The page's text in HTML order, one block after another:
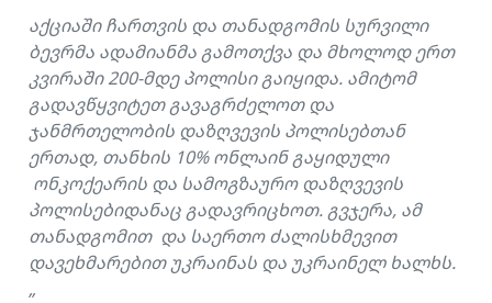
აქციაში ჩართვის და თანადგომის სურვილი
ბევრმა ადამიანმა გამოთქვა და მხოლოდ ერთ
კვირაში 200-მდე პოლისი გაიყიდა. ამიტომ
გადავწყვიტეთ გავაგრძელოთ და
ჯანმრთელობის დაზღვევის პოლისებთან
ერთად, თანხის 10% ონლაინ გაყიდული
ონკოქეარის და სამოგზაურო დაზღვევის
პოლისებიდანაც გადავრიცხოთ. გვჯერა, ამ
თანადგომით და საერთო ძალისხმევით
დავეხმარებით უკრაინას და უკრაინელ ხალხს.
„